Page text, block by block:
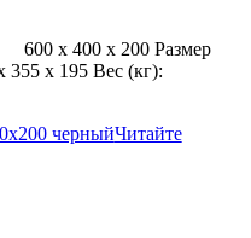
х 400 х 200 Размер
355 х 195 Вес (кг):
черныйЧитайте